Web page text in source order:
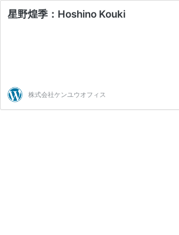
星野煌季：Hoshino Kouki
株式会社ケンユウオフィス